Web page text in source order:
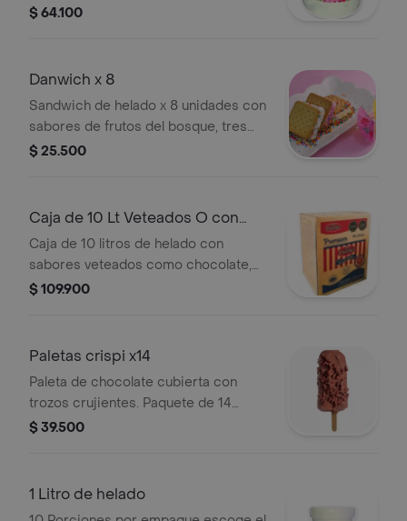
te guste : sabores exóticos: uchuvas,
caramelo, ron con pasas, vainilla
fresa, color chips y macadamia
$ 64.100
Danwich x 8
Sandwich de helado x 8 unidades con
sabores de frutos del bosque, tres
leches, mandarina y cookies.
$ 25.500
Caja de 10 Lt Veteados O con
Agregado
Caja de 10 litros de helado con
sabores veteados como chocolate,
fresa y mora.
$ 109.900
Paletas crispi x14
Paleta de chocolate cubierta con
trozos crujientes. Paquete de 14
unidades.
$ 39.500
1 Litro de helado